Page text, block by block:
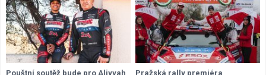
Pouštní soutěž bude pro Aliyyah
Pražská rally premiéra